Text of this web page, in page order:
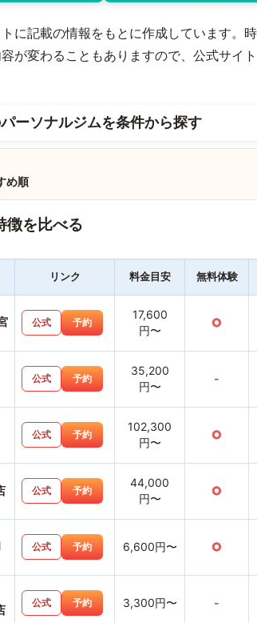
に記載の情報をもとに作成しています。
が変わることもありますので、公式サイト
ーソナルジムを条件から探す
め順
徴を比べる
リンク 料金目安 無料体験
公式 予約
17,600
円〜
○
公式 予約
35,200
円〜
-
公式 予約
102,300
円〜
○
公式 予約
44,000
円〜
○
公式 予約 6,600円〜 ○
公式 予約 3,300円〜 -